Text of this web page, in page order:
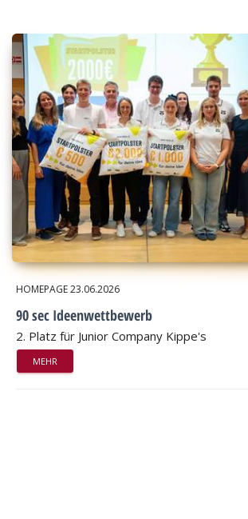
HOMEPAGE23.06.2026
90 sec Ideenwettbewerb
2. Platz für Junior Company Kippe's
MEHR